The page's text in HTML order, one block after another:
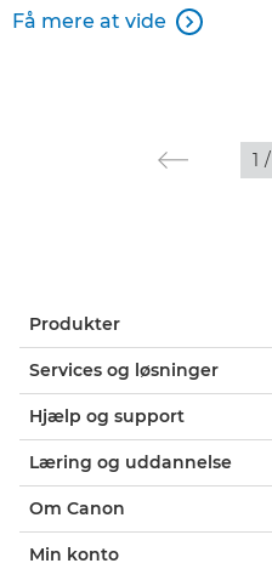
Få mere at vide 
1 /
Produkter
Services og løsninger
Hjælp og support
Læring og uddannelse
Om Canon
Min konto